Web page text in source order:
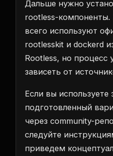
Дальше нужно
rootless-
всего используют
rootlesskit и dockerd
Rootless, но процесс
зависеть от
Если вы используете
подготовленный
через community-
следуйте
приведем